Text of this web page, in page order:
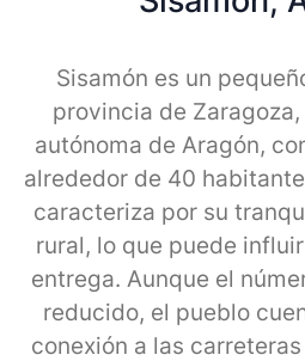
Sisamón es un
provincia de
autónoma de Aragón,
alrededor de 40
caracteriza por su
rural, lo que puede
entrega. Aunque el
reducido, el pueblo
conexión a las